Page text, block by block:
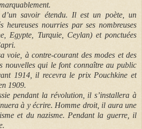
savoir étendu. Il est un poète, un
heureuses nourries par ses nombreuses
Egypte, Turquie, Ceylan) et ponctuées
voie, à contre-courant des modes et des
nouvelles qui le font connaître au public
1914, il recevra le prix Pouchkine et
1909.
pendant la révolution, il s’installera à
à y écrire. Homme droit, il aura une
et du nazisme. Pendant la guerre, il